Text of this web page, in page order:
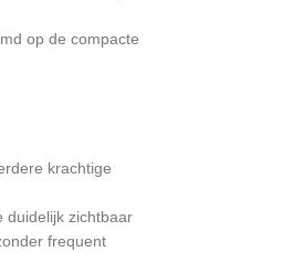
op de compacte
krachtige
duidelijk zichtbaar
frequent